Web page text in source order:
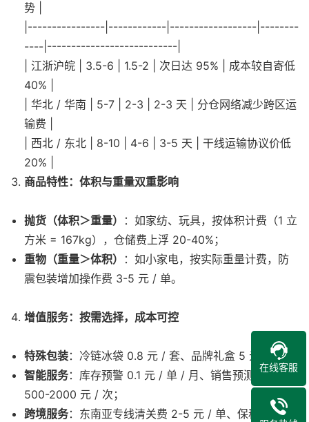
势 |
|----------------|------------|------------------|--------
----|---------------------------|
| 江浙沪皖 | 3.5-6 | 1.5-2 | 次日达 95% | 成本较自寄低
40% |
| 华北 / 华南 | 5-7 | 2-3 | 2-3 天 | 分仓网络减少跨区运
输费 |
| 西北 / 东北 | 8-10 | 4-6 | 3-5 天 | 干线运输协议价低
20% |
商品特性：体积与重量双重影响
抛货（体积＞重量）
：如家纺、玩具，按体积计费（1 立
方米 = 167kg），仓储费上浮 20-40%；
重物（重量＞体积）
：如小家电，按实际重量计费，防
震包装增加操作费 3-5 元 / 单。
增值服务：按需选择，成本可控
特殊包装：冷链冰袋 0.8 元 / 套、品牌礼盒 5 元 / 单；
智能服务：库存预警 0.1 元 / 单 / 月、销售预测报告
500-2000 元 / 次；
跨境服务：东南亚专线清关费 2-5 元 / 单、保税仓储费
在线客服